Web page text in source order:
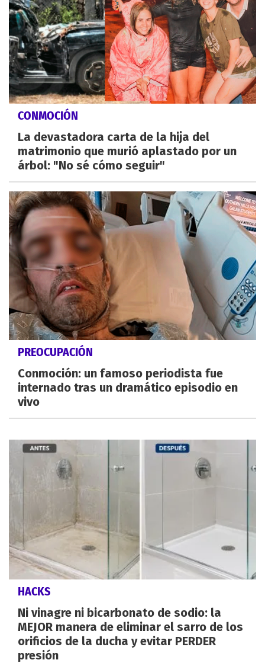
CONMOCIÓN
La devastadora carta de la hija del
matrimonio que murió aplastado por un
árbol: "No sé cómo seguir"
PREOCUPACIÓN
Conmoción: un famoso periodista fue
internado tras un dramático episodio en
vivo
HACKS
Ni vinagre ni bicarbonato de sodio: la
MEJOR manera de eliminar el sarro de los
orificios de la ducha y evitar PERDER
presión